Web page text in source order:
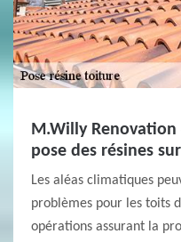
M.Willy
pose des résines
Les aléas climatiques
problèmes pour les toits
opérations assurant la